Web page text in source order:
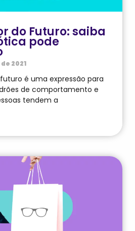
do Futuro: saiba
pode
2021
é uma expressão para
de comportamento e
tendem a